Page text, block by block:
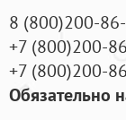
8 (800)200-
+7 (800)200-
+7 (800)200-
Обязательно